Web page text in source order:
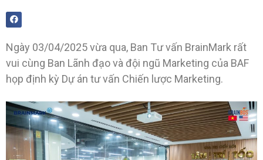
Ngày 03/04/2025 vừa qua, Ban Tư vấn BrainMark rất
vui cùng Ban Lãnh đạo và đội ngũ Marketing của BAF
họp định kỳ Dự án tư vấn Chiến lược Marketing.